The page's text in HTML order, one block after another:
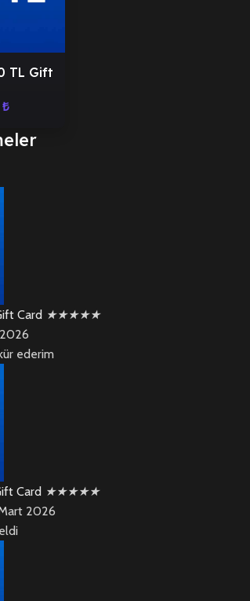
TL Gift
₺
Card ★★★★★
ederim
Card ★★★★★
2026